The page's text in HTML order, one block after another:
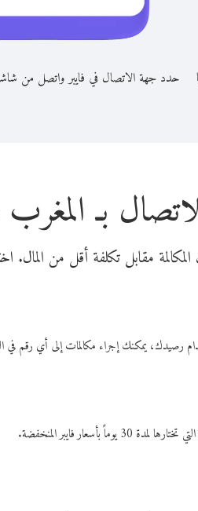
حدد جهة الاتصال في فايبر واتصل من شاشة
بـ